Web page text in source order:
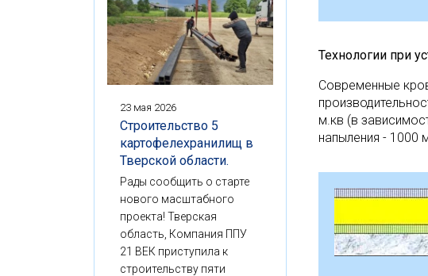
Технологии при
Современные
м.кв (в
напыления - 1000
23 мая 2026
Строительство 5
картофелехранилищ в
Тверской области.
Рады сообщить о старте
нового масштабного
проекта! Тверская
область, Компания ППУ
21 ВЕК приступила к
строительству пяти